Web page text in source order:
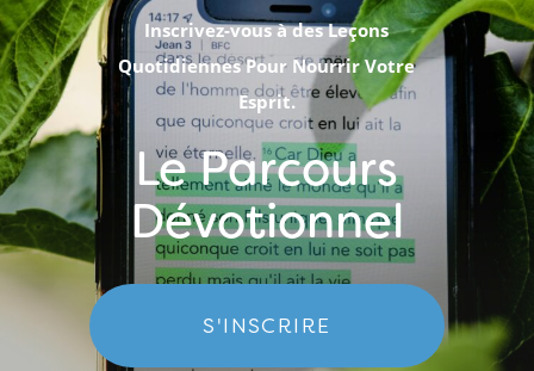
Inscrivez-vous à des Leçons
Quotidiennes Pour Nourrir Votre
Esprit.
Le Parcours
Dévotionnel
S'INSCRIRE